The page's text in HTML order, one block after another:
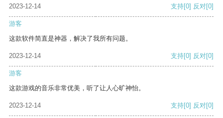
2023-12-14
支持[0] 反对[0]
游客
这款软件简直是神器，解决了我所有问题。
2023-12-14 支持[0] 反对[0]
游客
这款游戏的音乐非常优美，听了让人心旷神怡。
2023-12-14 支持[0] 反对[0]